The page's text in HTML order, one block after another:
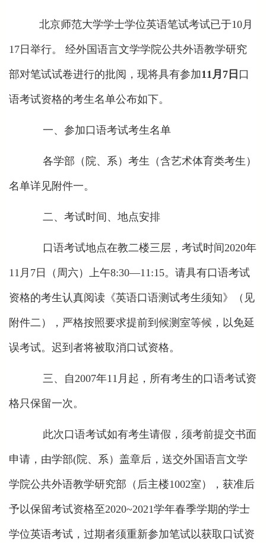
北京师范大学学士学位英语笔试考试已于10月
17日举行。 经外国语言文学学院公共外语教学研究
部对笔试试卷进行的批阅，现将具有参加11月 7 日 口
语考试资格的考生名单公布如下。
一、参加口语考试考生名单
各学部（院、系）考生（含艺术体育类考生）
名单详见附件一。
二、考试时间、地点安排
口语考试地点在教二楼三层，考试时间2020年
11月7日（周六） 上午8:30—11:15。请具有口语考试
资格的考生认真阅读《英语口语测试考生须知》（见
附件二），严格按照要求提前到候测室等候，以免延
误考试。迟到者将被取消口试资格。
三、自2007年11月起，所有考生的口语考试资
格只保留一次。
此次口语考试如有考生请假，须考前提交书面
申请，由学部(院、系）盖章后，送交外国语言文学
学院公共外语教学研究部 （后主楼1002室），获准后
予以保留考试资格至2020~2021学年春季学期的学士
学位英语考试，过期者须重新参加笔试以获取口试资